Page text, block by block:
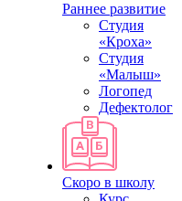
Раннее развитие
Студия
«Кроха»
Студия
«Малыш»
Логопед
Дефектолог
Скоро в школу